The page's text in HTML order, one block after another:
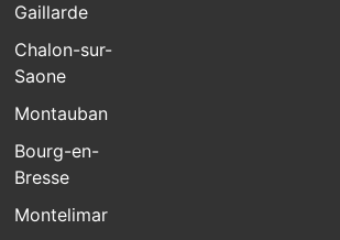
Gaillarde
Chalon-sur-
Saone
Montauban
Bourg-en-
Bresse
Montelimar